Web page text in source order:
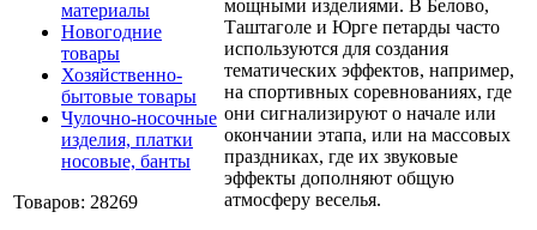
материалы
Новогодние
товары
Хозяйственно-
бытовые товары
Чулочно-носочные
изделия, платки
носовые, банты
Товаров: 28269
мощными изделиями. В Белово,
Таштаголе и Юрге петарды часто
используются для создания
тематических эффектов, например,
на спортивных соревнованиях, где
они сигнализируют о начале или
окончании этапа, или на массовых
праздниках, где их звуковые
эффекты дополняют общую
атмосферу веселья.